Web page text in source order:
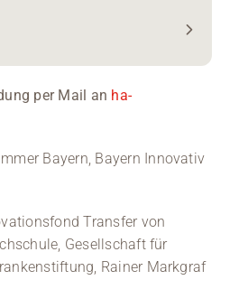
per Mail an ha-
Bayern, Bayern Innovativ
Transfer von
Gesellschaft für
Rainer Markgraf